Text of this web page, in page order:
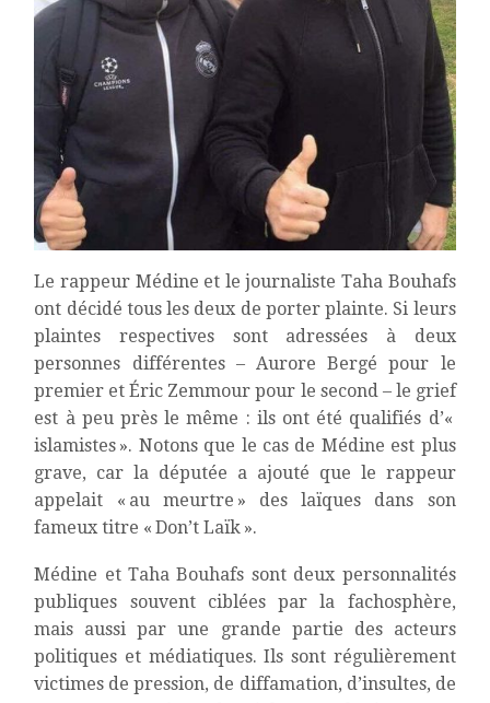
Le rappeur Médine et le journaliste Taha Bouhafs
ont décidé tous les deux de porter plainte. Si leurs
plaintes respectives sont adressées à deux
personnes différentes – Aurore Bergé pour le
premier et Éric Zemmour pour le second – le grief
est à peu près le même : ils ont été qualifiés d’«
islamistes ». Notons que le cas de Médine est plus
grave, car la députée a ajouté que le rappeur
appelait « au meurtre » des laïques dans son
fameux titre « Don’t Laïk ».
Médine et Taha Bouhafs sont deux personnalités
publiques souvent ciblées par la fachosphère,
mais aussi par une grande partie des acteurs
politiques et médiatiques. Ils sont régulièrement
victimes de pression, de diffamation, d’insultes, de